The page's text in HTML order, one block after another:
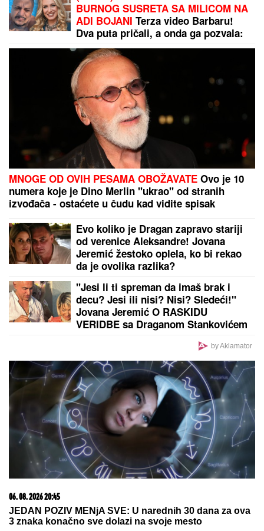
BURNOG SUSRETA SA MILICOM NA
ADI BOJANI Terza video Barbaru!
Dva puta pričali, a onda ga pozvala:
"Upisaću se kao otac"
MNOGE OD OVIH PESAMA OBOŽAVATE Ovo je 10
numera koje je Dino Merlin "ukrao" od stranih
izvođača - ostaćete u čudu kad vidite spisak
Evo koliko je Dragan zapravo stariji
od verenice Aleksandre! Jovana
Jeremić žestoko oplela, ko bi rekao
da je ovolika razlika?
"Jesi li ti spreman da imaš brak i
decu? Jesi ili nisi? Nisi? Sledeći!"
Jovana Jeremić O RASKIDU
VERIDBE sa Draganom Stankovićem
by Aklamator
06. 08. 2026 20:45
JEDAN POZIV MENjA SVE: U narednih 30 dana za ova
3 znaka konačno sve dolazi na svoje mesto